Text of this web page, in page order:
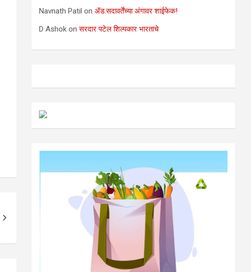
Navnath Patil onॲड.सदावर्तेंच्या अंगावर शाईफेक!
D Ashok onसरदार पटेल शिल्पकार भारताचे